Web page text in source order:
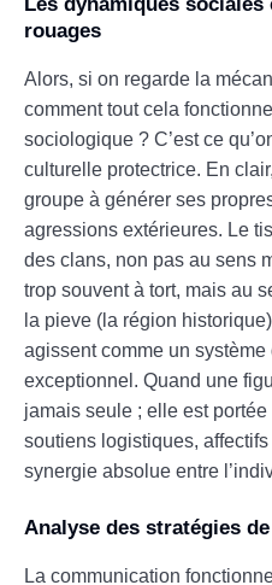
rouages
Alors, si on regarde la
comment tout cela
sociologique ? C’est ce
culturelle protectrice. En
groupe à générer ses
agressions extérieures. Le
des clans, non pas au sens
trop souvent à tort, mais au
la pieve (la région
agissent comme un système
exceptionnel. Quand une
jamais seule ; elle est
soutiens logistiques,
synergie absolue entre
Analyse des stratégies
La communication